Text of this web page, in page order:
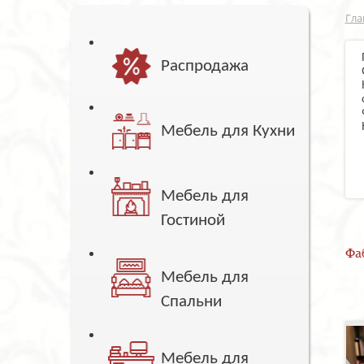
Распродажа
Мебель для Кухни
Мебель для
Гостиной
Мебель для
Спальни
Мебель для